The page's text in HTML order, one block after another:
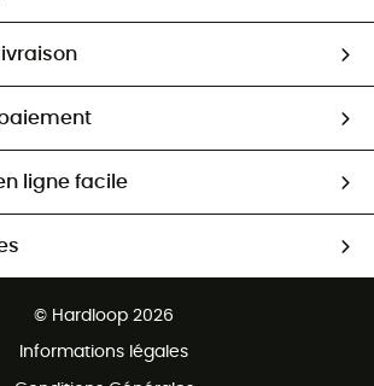
ligne facile
© Hardloop 2026
Informations légales